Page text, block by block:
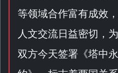
等领域合作富有成效
人文交流日益密切，
双方今天签署《塔中